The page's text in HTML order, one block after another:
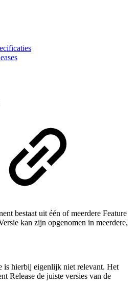
bestaat uit één of meerdere Feature
kan zijn opgenomen in meerdere,
is hierbij eigenlijk niet relevant. Het
Release de juiste versies van de